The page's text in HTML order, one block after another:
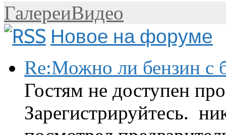
ГалереиВидео
Новое на форуме
Re:Можно ли бензин с
Гостям не доступен
Зарегистрируйтесь.